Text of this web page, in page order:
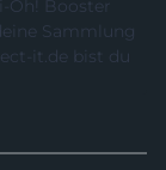
Oh! Booster
Sammlung
it.de bist du